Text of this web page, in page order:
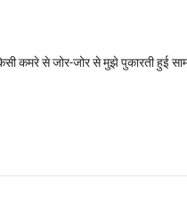
कमरे से जोर-जोर से मुझे पुकारती हुई